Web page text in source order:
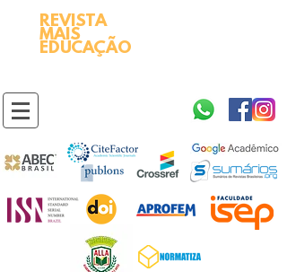
REVISTA
MAIS
EDUCAÇÃO